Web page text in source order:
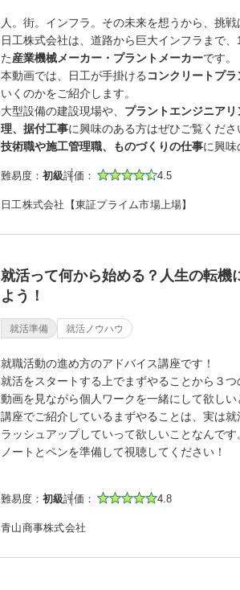
人。街。インフラ。その未来を想うから、挑戦
日工株式会社は、道路から巨大インフラまで
た産業機械メーカー・プラントメーカーです。
本動画では、日工が手掛ける コンクリートプラ
いくのかをご紹介します。
大型設備の建設現場や、 プラントエンジニア
理、据付工事に興味のある方はぜひご覧くださ
技術職や施工管理職、ものづくりの仕事に興味
難易度： 初級評価： 4.5
日工株式会社【東証プライム市場上場】
就活って何から始める？人生の転機
よう！
就活準備 就活ノウハウ
就職活動の進め方のアドバイス講座です！
就活をスタートする上でまずやることから３つ
動画を見ながら個人ワークを一緒にして欲しい
講座でご紹介しているまずやることは、実は
ラッシュアップしていって欲しいことなんです
ノートとペンを準備して視聴してください！
難易度： 初級評価： 4.8
青山商事株式会社